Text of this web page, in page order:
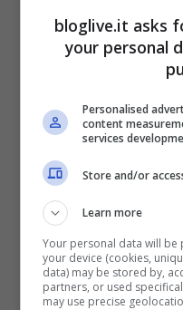
da 15 giorni ed
club per poter
agonistica da
augurano prima
bloglive.it asks
your personal
Personalised
content
services
Store and/or
Learn more
Your personal data will
your device (cookies,
data) may be stored by,
partners, or used
may use precise